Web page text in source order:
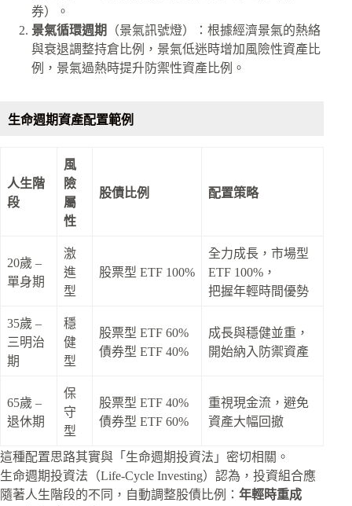
券）。
景氣循環週期
（景氣訊號燈）：根據經濟景氣的熱絡
與衰退調整持倉比例，景氣低迷時增加風險性資產比
例，景氣過熱時提升防禦性資產比例。
生命週期資產配置範例
人生階
段
風
險
屬
性
股債比例 配置策略
20歲 –
單身期
激
進
型
股票型 ETF 100%
全力成長，市場型
ETF 100%，
把握年輕時間優勢
35歲 –
三明治
期
穩
健
型
股票型 ETF 60%
債券型 ETF 40%
成長與穩健並重，
開始納入防禦資產
65歲 –
退休期
保
守
型
股票型 ETF 40%
債券型 ETF 60%
重視現金流，避免
資產大幅回撤
這種配置思路其實與「生命週期投資法」密切相關。
生命週期投資法（Life-Cycle Investing）認為，投資組合應
隨著人生階段的不同，自動調整股債比例： 年輕時重成